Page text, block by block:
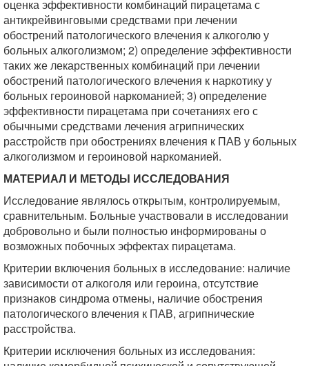
оценка эффективности комбинаций пирацетама с
антикрейвинговыми средствами при лечении
обострений патологического влечения к алкоголю у
больных алкоголизмом; 2) определение эффективности
таких же лекарственных комбинаций при лечении
обострений патологического влечения к наркотику у
больных героиновой наркоманией; 3) определение
эффективности пирацетама при сочетаниях его с
обычными средствами лечения агрипнических
расстройств при обострениях влечения к ПАВ у больных
алкоголизмом и героиновой наркоманией.
МАТЕРИАЛ И МЕТОДЫ ИССЛЕДОВАНИЯ
Исследование являлось открытым, контролируемым,
сравнительным. Больные участвовали в исследовании
добровольно и были полностью информированы о
возможных побочных эффектах пирацетама.
Критерии включения больных в исследование: наличие
зависимости от алкоголя или героина, отсутствие
признаков синдрома отмены, наличие обострения
патологического влечения к ПАВ, агрипнические
расстройства.
Критерии исключения больных из исследования: